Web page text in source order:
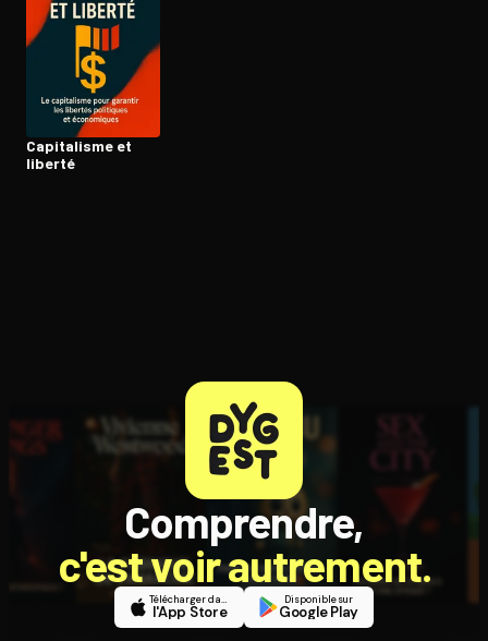
Capitalisme et
liberté
Comprendre,
c'est voir autrement.
Télécharger dans
l'App Store
Disponible sur
Google Play